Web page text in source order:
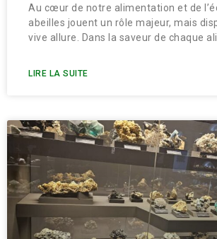
Au cœur de notre alimentation et de
abeilles jouent un rôle majeur, mais
vive allure. Dans la saveur de chaque
LIRE LA SUITE